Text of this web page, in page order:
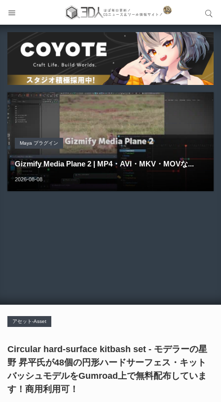
Maya プラグイン
Gizmify Media Plane 2 | MP4・AVI・MKV・MOVな...
2026-08-08
Unreal Engine アセット
Material Parameter Manager | Unreal Engi...
2026-08-07
Unreal Engine アセット
Pipe It | 直感的にパイプ形状を構築出来るUnreal Engine
5...
2026-08-05
Unreal Engine アセット
Directive Utilities | ブループリントライブラリやエディタ
ス...
2026-08-03
Unityエフェクトレシピブック パーツを組み合わせて作れ
る | ktk.kum...
2026-08-03
アセット-Asset
Circular hard-surface kitbash set - モデラーの星
野 昇平氏が48個の円形ハードサーフェス・キット
バッシュモデルをGumroad上で無料配布していま
す！商用利用可！
サイト内検索